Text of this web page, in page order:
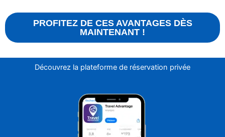
PROFITEZ DE CES AVANTAGES DÈS
MAINTENANT !
Découvrez la plateforme de réservation privée